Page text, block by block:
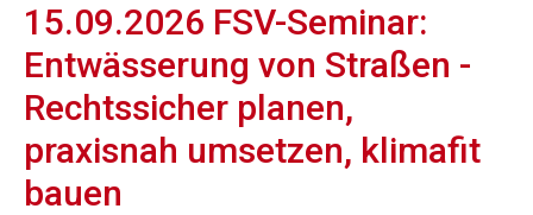
15.09.2026 FSV-Seminar:
Entwässerung von Straßen -
Rechtssicher planen,
praxisnah umsetzen, klimafit
bauen